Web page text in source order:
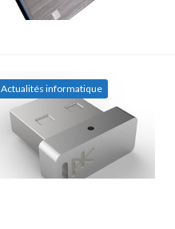
Actualités informatique